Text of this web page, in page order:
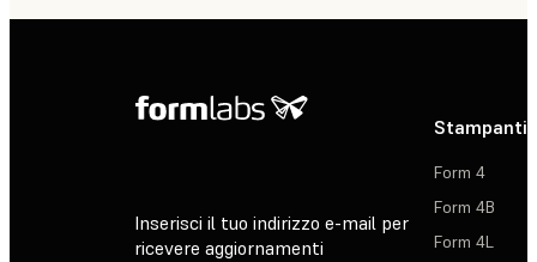
Inserisci il tuo indirizzo e-mail per
ricevere aggiornamenti
Stampanti
Form 4
Form 4B
Form 4L